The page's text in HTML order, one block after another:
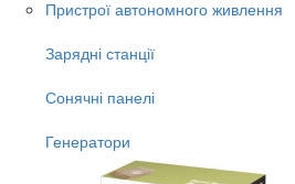
Пристрої автономного живлення
Зарядні станції
Сонячні панелі
Генератори